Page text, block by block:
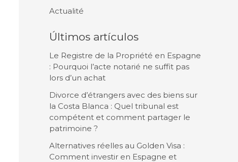
Actualité
Últimos artículos
Le Registre de la Propriété en Espagne
: Pourquoi l’acte notarié ne suffit pas
lors d’un achat
Divorce d’étrangers avec des biens sur
la Costa Blanca : Quel tribunal est
compétent et comment partager le
patrimoine ?
Alternatives réelles au Golden Visa :
Comment investir en Espagne et